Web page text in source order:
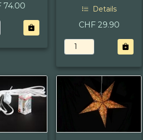
74.00 Details
CHF 29.90